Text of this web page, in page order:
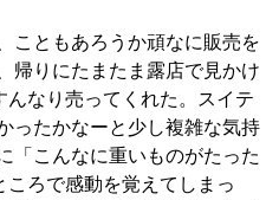
こともあろうか頑なに販売を
帰りにたまたま露店で見かけ
なり売ってくれた。スイテ
ったかなーと少し複雑な気持
「こんなに重いものがたった
ろで感動を覚えてしまっ